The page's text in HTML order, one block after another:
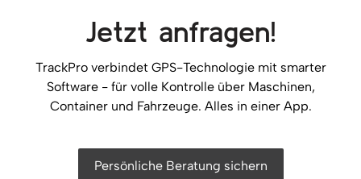
Jetzt anfragen!
TrackPro verbindet GPS-Technologie mit smarter
Software - für volle Kontrolle über Maschinen,
Container und Fahrzeuge. Alles in einer App.
Persönliche Beratung sichern